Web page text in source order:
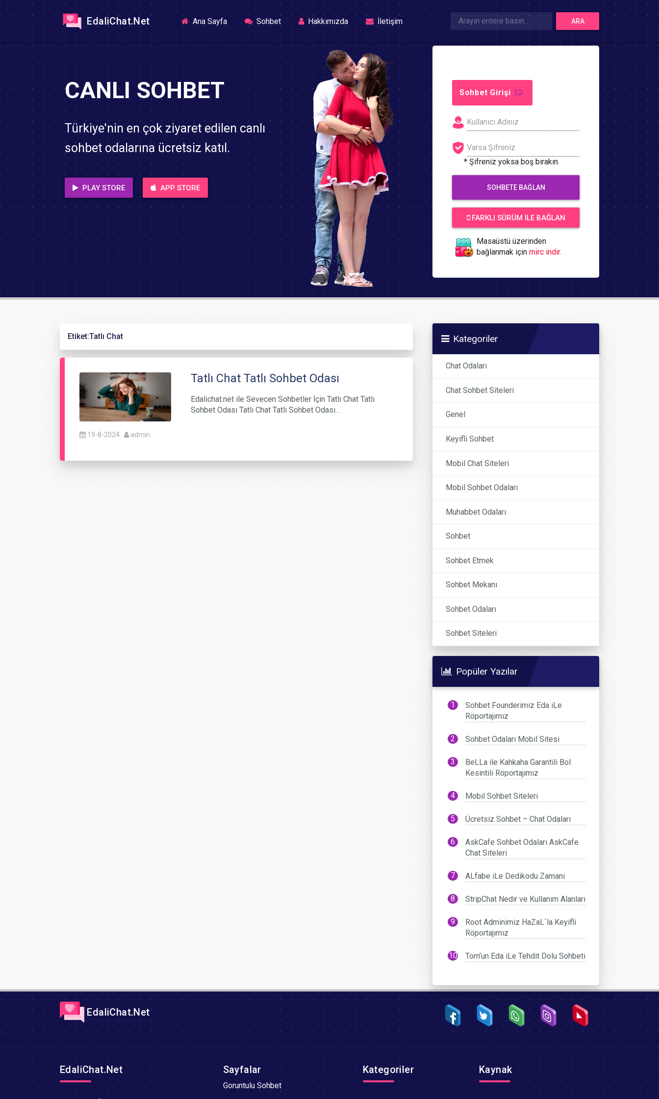
EdaliChat.Net Ana Sayfa(current) Sohbet Hakkımızda İletişim ARA
CANLI SOHBET
Türkiye'nin en çok ziyaret edilen canlı
sohbet odalarına ücretsiz katıl.
PLAY STORE APP STORE
Sohbet Girişi
* Şifreniz yoksa boş bırakın.
SOHBETE BAĞLAN
FARKLI SÜRÜM İLE BAĞLAN
Masaüstü üzerinden
bağlanmak için mirc indir.
Etiket:Tatlı Chat
19-8-2024 admin
Tatlı Chat Tatlı Sohbet Odası
Edalichat.net ile Sevecen Sohbetler İçin Tatlı Chat Tatlı
Sohbet Odası Tatlı Chat Tatlı Sohbet Odası…
Kategoriler
Chat Odaları
Chat Sohbet Siteleri
Genel
Keyifli Sohbet
Mobil Chat Siteleri
Mobil Sohbet Odaları
Muhabbet Odaları
Sohbet
Sohbet Etmek
Sohbet Mekanı
Sohbet Odaları
Sohbet Siteleri
Popüler Yazılar
Sohbet Founderimiz Eda iLe
Röportajımız
Sohbet Odaları Mobil Sitesi
BeLLa ile Kahkaha Garantili Bol
Kesintili Röportajımız
Mobil Sohbet Siteleri
Ücretsiz Sohbet – Chat Odaları
AskCafe Sohbet Odaları AskCafe
Chat Siteleri
ALfabe iLe Dedikodu Zamanı
StripChat Nedir ve Kullanım Alanları
Root Adminimiz HaZaL`la Keyifli
Röportajımız
Tom’un Eda iLe Tehdit Dolu Sohbeti
EdaliChat.Net
EdaliChat.Net Sayfalar
Goruntulu Sohbet
Kategoriler Kaynak